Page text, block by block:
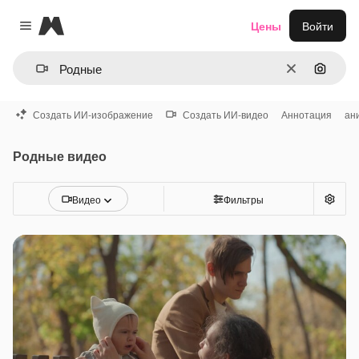
Close menu
Magnific
ОчиститьПоиск
Цены Войти
Создать ИИ-изображение Создать ИИ-видео Аннотация
Родные видео
Видео Фильтры